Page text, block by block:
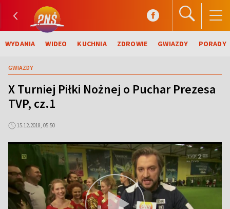
WYDANIA WIDEO KUCHNIA ZDROWIE GWIAZDY PORADY
GWIAZDY
X Turniej Piłki Nożnej o Puchar Prezesa
TVP, cz.1
15.12.2018, 05:50